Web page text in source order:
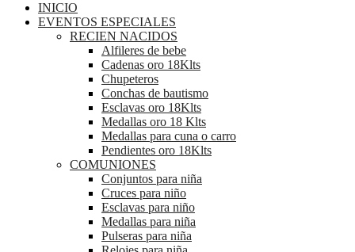
INICIO
EVENTOS ESPECIALES
RECIEN NACIDOS
Alfileres de bebe
Cadenas oro 18Klts
Chupeteros
Conchas de bautismo
Esclavas oro 18Klts
Medallas oro 18 Klts
Medallas para cuna o carro
Pendientes oro 18Klts
COMUNIONES
Conjuntos para niña
Cruces para niño
Esclavas para niño
Medallas para niña
Pulseras para niña